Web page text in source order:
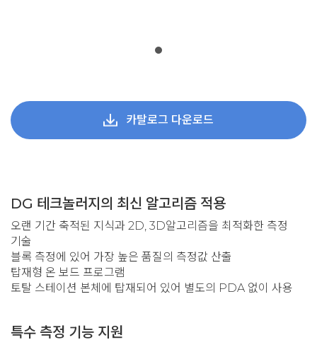
카탈로그 다운로드
DG 테크놀러지의 최신 알고리즘 적용
오랜 기간 축적된 지식과 2D, 3D알고리즘을 최적화한 측정
기술
블록 측정에 있어 가장 높은 품질의 측정값 산출
탑재형 온 보드 프로그램
토탈 스테이션 본체에 탑재되어 있어 별도의 PDA 없이 사용
특수 측정 기능 지원